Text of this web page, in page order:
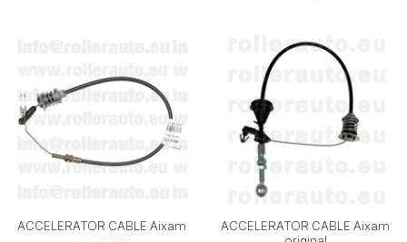
Lägg till i önskelistan
Lägg till i jämförelse
Snabbvy
ACCELERATOR CABLE Aixam
ACCELERATOR CABLE Aixam